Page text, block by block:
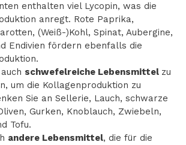
enthalten viel Lycopin, was die
anregt. Rote Paprika,
(Weiß-)Kohl, Spinat, Aubergine,
Endivien fördern ebenfalls die
schwefelreiche Lebensmittel zu
um die Kollagenproduktion zu
Sie an Sellerie, Lauch, schwarze
Gurken, Knoblauch, Zwiebeln,
Tofu.
andere Lebensmittel, die für die